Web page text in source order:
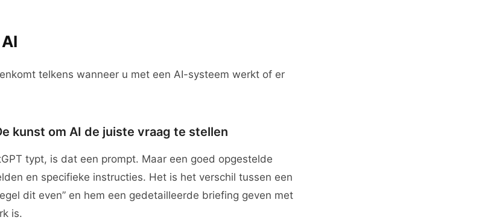
telkens wanneer u met een AI-systeem werkt of er
kunst om AI de juiste vraag te stellen
typt, is dat een prompt. Maar een goed opgestelde
en specifieke instructies. Het is het verschil tussen een
dit even” en hem een gedetailleerde briefing geven met
is.